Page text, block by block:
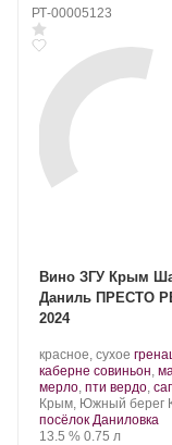
РТ-00005123
Вино ЗГУ Крым
Даниль ПРЕСТО
2024
Производитель:
Шато
Ай-
Даниль.
красное, сухое .
Сорт
каберне совиньон,
мерло, пти вердо,
Регион:
Крым, Южный берег
посёлок Даниловка
Крепость
13.5 %. Объем
0.75 л